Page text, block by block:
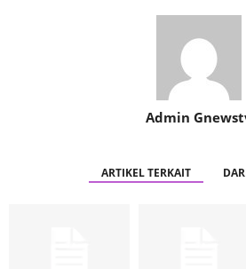
Admin
ARTIKEL TERKAIT